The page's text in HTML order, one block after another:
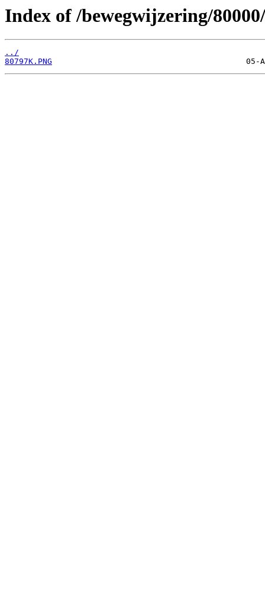
Index of /bewegwijzering/
../
80797K.PNG